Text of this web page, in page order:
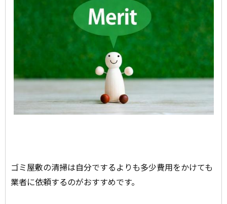
ゴミ屋敷の清掃は自分でするよりも多少費用をかけても
業者に依頼するのがおすすめです。